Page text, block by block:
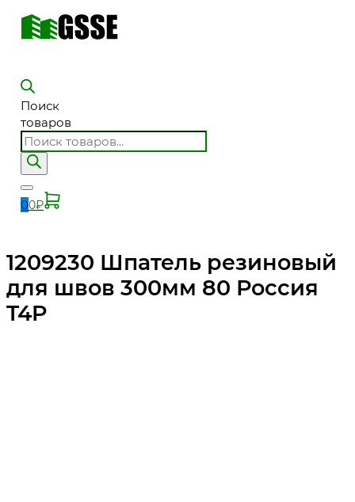
Поиск
товаров
00₽
1209230 Шпатель резиновый
для швов 300мм 80 Россия
T4P